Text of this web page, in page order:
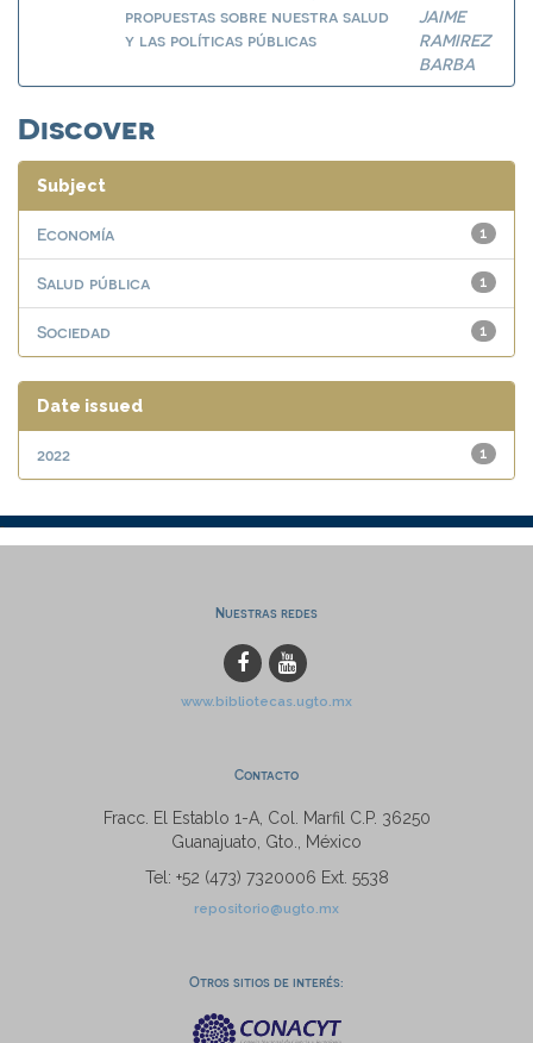
propuestas sobre nuestra salud
y las políticas públicas
JAIME
RAMIREZ
BARBA
Discover
Subject
1
Economía
1
Salud pública
1
Sociedad
Date issued
1
2022
Nuestras redes
www.bibliotecas.ugto.mx
Contacto
Fracc. El Establo 1-A, Col. Marfil C.P. 36250
Guanajuato, Gto., México
Tel: +52 (473) 7320006 Ext. 5538
repositorio@ugto.mx
Otros sitios de interés: